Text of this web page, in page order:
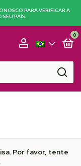
PARA VERIFICAR A
PAÍS.
0
Por favor, tente